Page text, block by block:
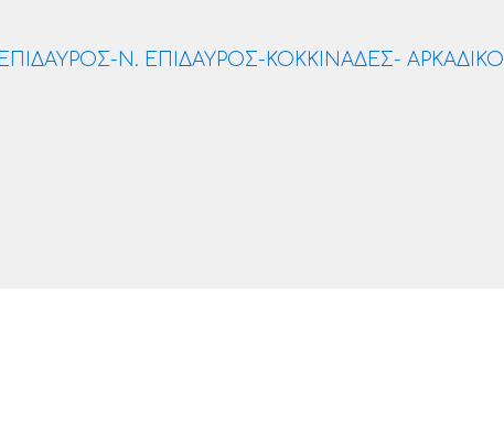
Ν. ΕΠΙΔΑΥΡΟΣ-ΚΟΚΚΙΝΑΔΕΣ- ΑΡΚΑΔΙΚΟ